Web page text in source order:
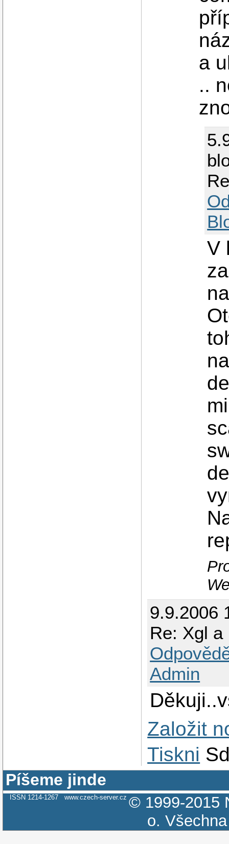
a
..
V
9.9.2006
Re: Xgl a
Admin
Založit
Tiskni
Píšeme jinde
ISSN 1214-1267 www.czech-server.cz © 1999-2015
o.